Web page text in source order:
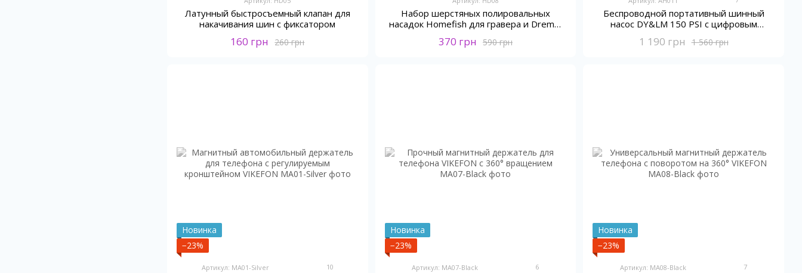
Латунный быстросъемный клапан для
накачивания шин с фиксатором
260 грн
160 грн
Набор шерстяных полировальных
насадок Homefish для гравера и Dremel
590 грн
370 грн
Беспроводной портативный шинный
насос DY&LM 150 PSI с цифровым
1 560 грн
1 190 грн
Новинка
−23%
Артикул: MA01-Silver 10
Новинка
−23%
Артикул: MA07-Black 6
Новинка
−23%
Артикул: MA08-Black 7